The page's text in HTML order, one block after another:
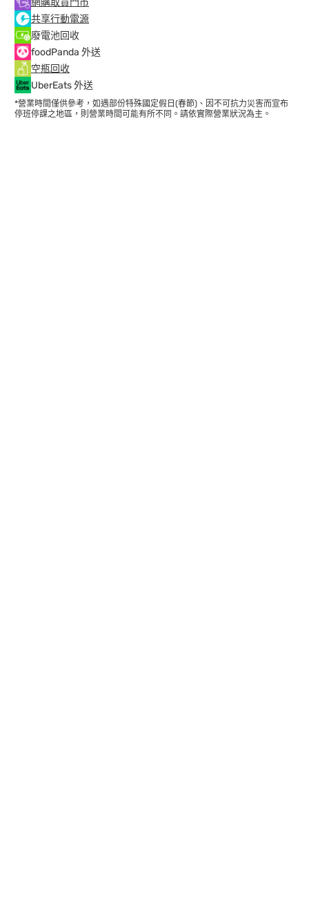
共享行動電源
廢電池回收
foodPanda 外送
空瓶回收
UberEats 外送
*營業時間僅供參考，如遇部份特殊國定假日(春節)、因不可抗力災害而宣布
停班停課之地區，則營業時間可能有所不同。請依實際營業狀況為主。